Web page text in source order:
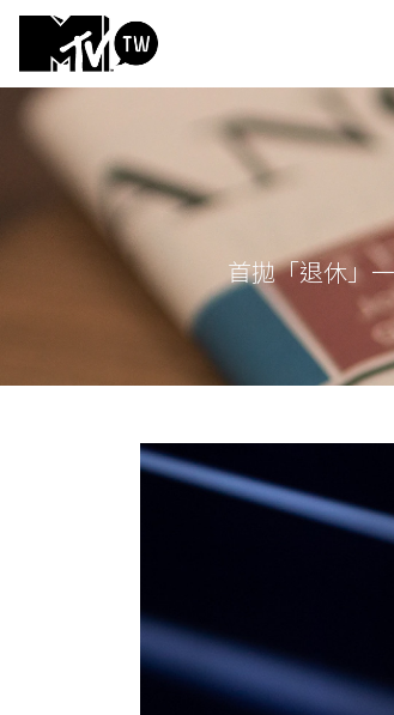
首拋「退休」